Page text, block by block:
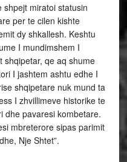
shpejt miratoi statusin
per te cilen kishte
dy shkallesh. Keshtu
I mundimshem I
shqipetar, qe aq shume
I jashtem ashtu edhe I
shqipetare nuk mund ta
I zhvillimeve historike te
dhe pavaresi kombetare.
mbreterore sipas parimit
Nje Shtet”.